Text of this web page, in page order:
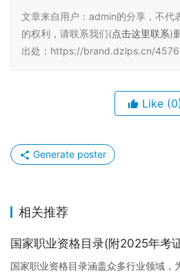
文章来自用户：admin的分享，不代
的权利，请联系我们(点击这里联系)
出处：https://brand.dzlps.cn/
Like (0)
Generate poster
相关推荐
国家职业资格目录(附2025年考
国家职业资格目录涵盖众多行业领域，